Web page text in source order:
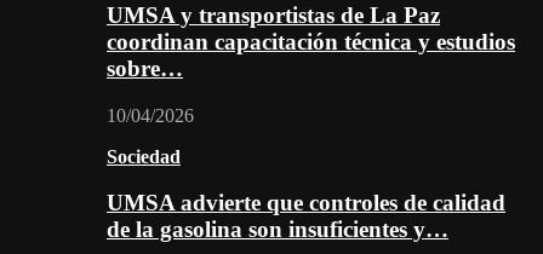
UMSA y transportistas de La Paz
coordinan capacitación técnica y estudios
sobre…
10/04/2026
Sociedad
UMSA advierte que controles de calidad
de la gasolina son insuficientes y…